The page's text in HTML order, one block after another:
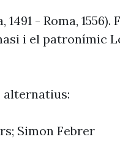
- Roma,
i el patronímic
alternatius:
Simon Febrer